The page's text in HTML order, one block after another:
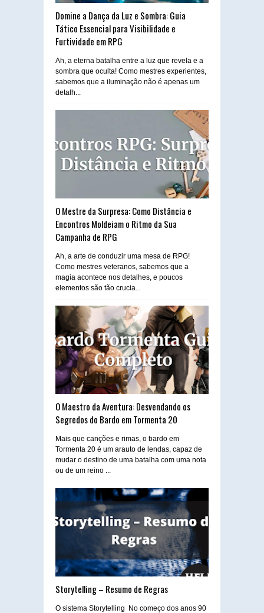
Domine a Dança da Luz e Sombra: Guia
Tático Essencial para Visibilidade e
Furtividade em RPG
Ah, a eterna batalha entre a luz que revela e a
sombra que oculta! Como mestres experientes,
sabemos que a iluminação não é apenas um
detalh...
O Mestre da Surpresa: Como Distância e
Encontros Moldeiam o Ritmo da Sua
Campanha de RPG
Ah, a arte de conduzir uma mesa de RPG!
Como mestres veteranos, sabemos que a
magia acontece nos detalhes, e poucos
elementos são tão crucia...
O Maestro da Aventura: Desvendando os
Segredos do Bardo em Tormenta 20
Mais que canções e rimas, o bardo em
Tormenta 20 é um arauto de lendas, capaz de
mudar o destino de uma batalha com uma nota
ou de um reino ...
Storytelling – Resumo de Regras
O sistema Storytelling No começo dos anos 90